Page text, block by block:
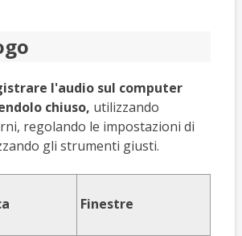
l'audio sul computer
chiuso, utilizzando
regolando le impostazioni di
gli strumenti giusti.
Finestre